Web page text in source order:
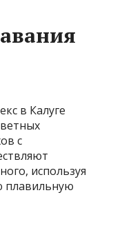
в Калуге
с
используя
плавильную